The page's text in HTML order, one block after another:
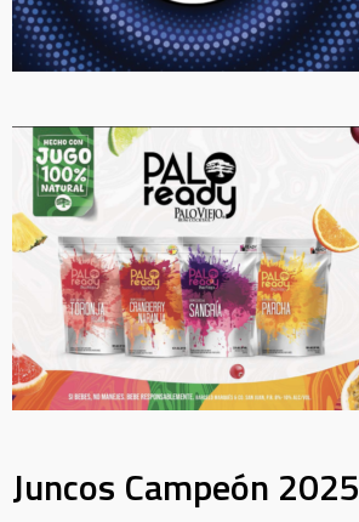
Juncos Campeón 2025